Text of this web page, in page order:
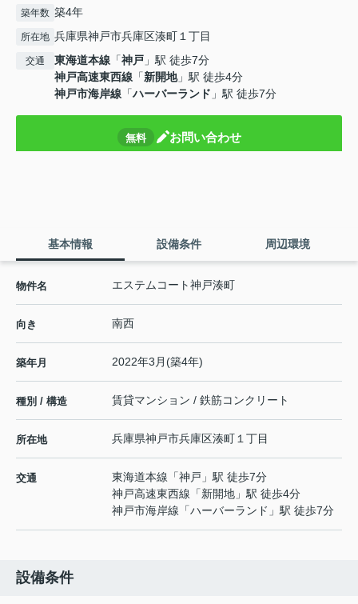
築年数 築4年
所在地 兵庫県神戸市兵庫区湊町１丁目
交通 東海道本線 「神戸 」駅 徒歩7分
神戸高速東西線 「新開地」駅 徒歩4分
神戸市海岸線 「ハーバーランド 」駅 徒歩7分
無料 お問い合わせ
基本情報 設備条件 周辺環境
物件名 エステムコート神戸湊町
向き 南西
築年月 2022年3月(築4年)
種別 / 構造 賃貸マンション / 鉄筋コンクリート
所在地 兵庫県神戸市兵庫区湊町 １丁目
交通 東海道本線 「神戸 」駅 徒歩7分
神戸高速東西線 「新開地 」駅 徒歩4分
神戸市海岸線 「ハーバーランド 」駅 徒歩7分
設備条件